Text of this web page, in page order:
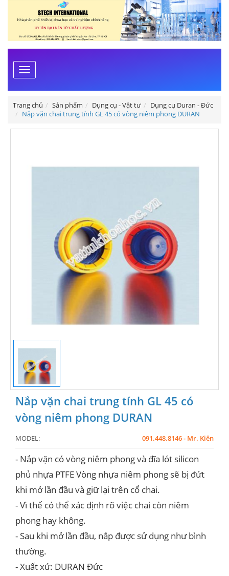
Toggle
navigation
Trang chủ Sản phẩm Dụng cụ - Vật tư
Dụng cụ Duran - Đức
Nắp vặn chai trung tính GL 45 có vòng niêm phong DURAN
Nắp vặn chai trung tính GL 45 có
vòng niêm phong DURAN
MODEL: 091.448.8146 - Mr. Kiên
- Nắp vặn có vòng niêm phong và đĩa lót silicon
phủ nhựa PTFE Vòng nhựa niêm phong sẽ bị đứt
khi mở lần đầu và giữ lại trên cổ chai.
- Vì thế có thể xác định rõ việc chai còn niêm
phong hay không.
- Sau khi mở lần đầu, nắp được sử dụng như bình
thường.
- Xuất xứ: DURAN Đức